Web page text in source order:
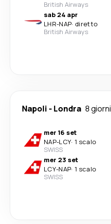
British Airways
sab 24 apr
LHR-NAP· diretto
British Airways
Napoli - Londra 8 giorni
mer 16 set
NAP-LCY· 1 scalo
SWISS
mer 23 set
LCY-NAP· 1 scalo
SWISS